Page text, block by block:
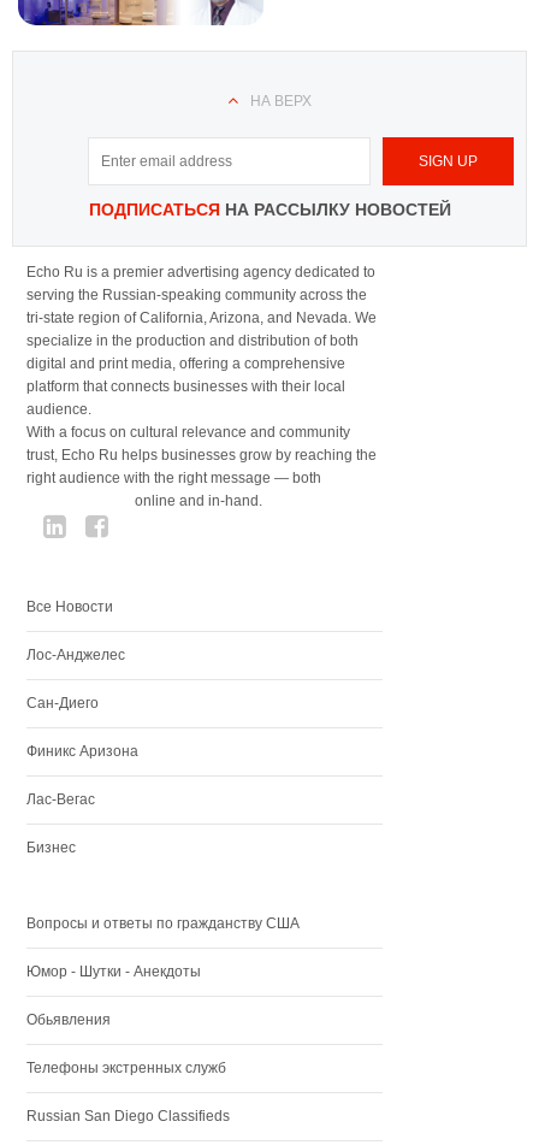
НА ВЕРХ
ПОДПИСАТЬСЯНА РАССЫЛКУ НОВОСТЕЙ
Echo Ru is a premier advertising agency dedicated to
serving the Russian-speaking community across the
tri-state region of California, Arizona, and Nevada. We
specialize in the production and distribution of both
digital and print media, offering a comprehensive
platform that connects businesses with their local
audience.
With a focus on cultural relevance and community
trust, Echo Ru helps businesses grow by reaching the
right audience with the right message — both
online and in-hand.
Все Новости
Лос-Анджелес
Сан-Диего
Финикс Аризона
Лас-Вегас
Бизнес
Вопросы и ответы по гражданству США
Юмор - Шутки - Анекдоты
Обьявления
Телефоны экстренных служб
Russian San Diego Classifieds